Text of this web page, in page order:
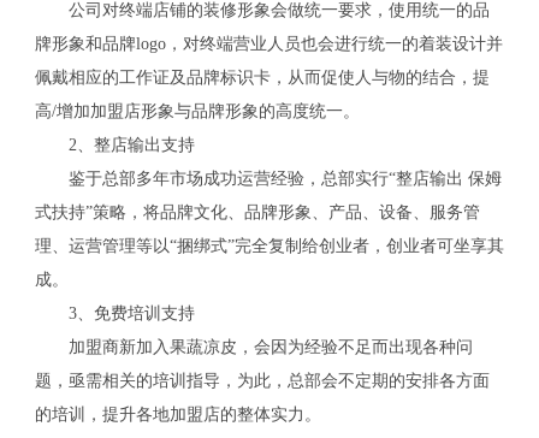
公司对终端店铺的装修形象会做统一要求，使用统一的品
牌形象和品牌logo，对终端营业人员也会进行统一的着装设计并
佩戴相应的工作证及品牌标识卡，从而促使人与物的结合，提
高/增加加盟店形象与品牌形象的高度统一。
2、整店输出支持
鉴于总部多年市场成功运营经验，总部实行“整店输出 保姆
式扶持”策略，将品牌文化、品牌形象、产品、设备、服务管
理、运营管理等以“捆绑式”完全复制给创业者，创业者可坐享其
成。
3、免费培训支持
加盟商新加入果蔬凉皮，会因为经验不足而出现各种问
题，亟需相关的培训指导，为此，总部会不定期的安排各方面
的培训，提升各地加盟店的整体实力。